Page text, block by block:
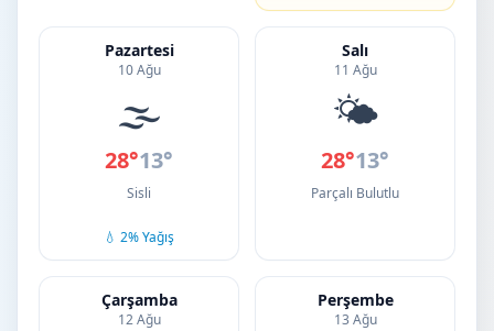
Pazartesi
10 Ağu
🌫️
28°13°
Sisli
💧 2% Yağış
Salı
11 Ağu
🌤️
28°13°
Parçalı Bulutlu
Çarşamba
12 Ağu
Perşembe
13 Ağu